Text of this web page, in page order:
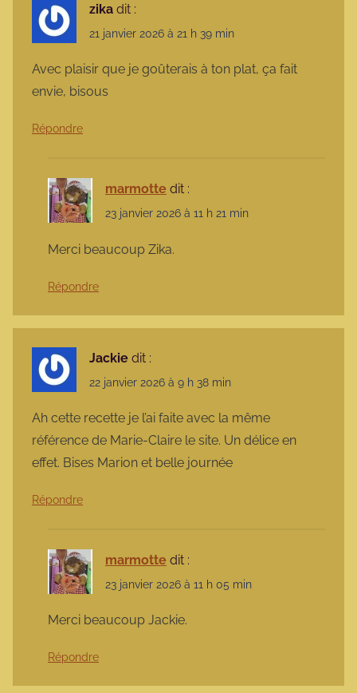
zika dit :
21 janvier 2026 à 21 h 39 min
Avec plaisir que je goûterais à ton plat, ça fait
envie, bisous
Répondre
marmotte dit :
23 janvier 2026 à 11 h 21 min
Merci beaucoup Zika.
Répondre
Jackie dit :
22 janvier 2026 à 9 h 38 min
Ah cette recette je l’ai faite avec la même
référence de Marie-Claire le site. Un délice en
effet. Bises Marion et belle journée
Répondre
marmotte dit :
23 janvier 2026 à 11 h 05 min
Merci beaucoup Jackie.
Répondre